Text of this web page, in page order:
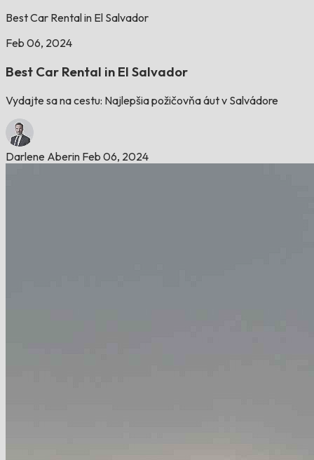
Best Car Rental in El Salvador
Feb 06, 2024
Best Car Rental in El Salvador
Vydajte sa na cestu: Najlepšia požičovňa áut v Salvádore
Darlene Aberin Feb 06, 2024